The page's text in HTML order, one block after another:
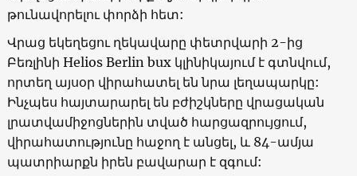
թունավորելու փորձի հետ:
Վրաց եկեղեցու ղեկավարը փետրվարի 2-ից
Բեռլինի Helios Berlin bux կլինիկայում է գտնվում,
որտեղ այսօր վիրահատել են նրա լեղապարկը:
Ինչպես հայտարարել են բժիշկները վրացական
լրատվամիջոցներին տված հարցազրույցում,
վիրահատությունը հաջող է անցել, և 84-ամյա
պատրիարքն իրեն բավարար է զգում: